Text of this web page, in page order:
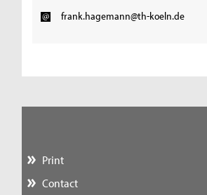
frank.hagemann@th-koeln.de
Print
Contact